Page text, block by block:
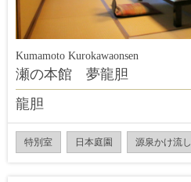
Kumamoto Kurokawaonsen
瀬の本館 夢龍胆
龍胆
特別室 日本庭園 源泉かけ流し